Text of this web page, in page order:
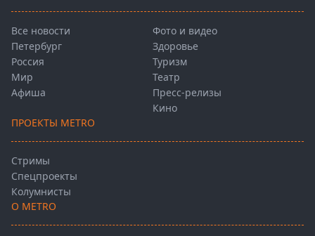
Все новости
Петербург
Россия
Мир
Афиша
Фото и видео
Здоровье
Туризм
Театр
Пресс-релизы
Кино
ПРОЕКТЫ METRO
Стримы
Спецпроекты
Колумнисты
О METRO